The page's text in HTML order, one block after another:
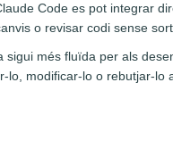
Code es pot integrar
o revisar codi sense
sigui més fluïda per als
modificar-lo o rebutjar-lo